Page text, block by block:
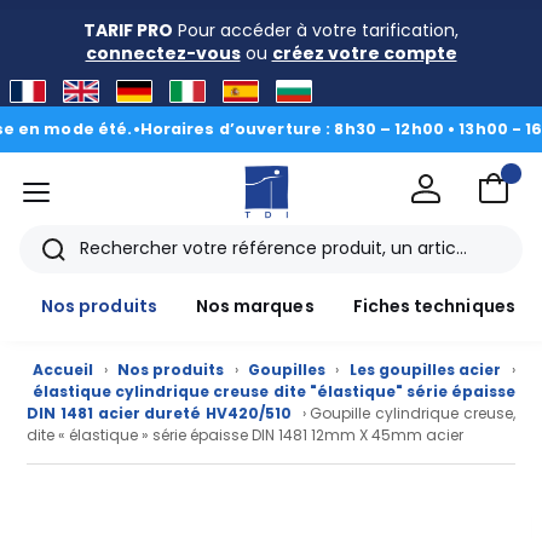
TARIF PRO Pour accéder à votre tarification,
connectez-vousou créez votre compte
été.•Horaires d’ouverture : 8h30 – 12h00 • 13h00 - 16h30 |Du
menu
Rechercher
Nos produits
Nos marques Fiches techniques
Accueil › Nos produits › Goupilles › Les goupilles acier
›
élastique cylindrique creuse dite "élastique" série épaisse
DIN 1481 acier dureté HV420/510
› Goupille cylindrique creuse,
dite « élastique » série épaisse DIN 1481 12mm X 45mm acier